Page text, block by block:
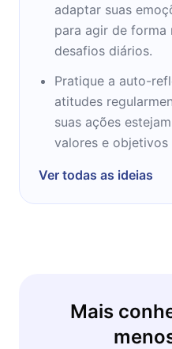
de grandes
Nações Unidas,
Econômico Mundial.
adaptar suas
para agir de forma
desafios diários.
Pratique a auto-
atitudes
suas ações
valores e objetivos
Ver todas as ideias
Mais